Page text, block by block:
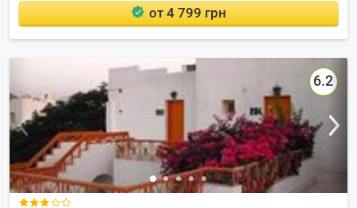
от 4 799 грн
6.2
